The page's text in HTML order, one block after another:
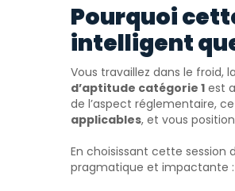
Pourquoi
intelligent
Vous travaillez dans le froid,
d’aptitude catégorie 1 est
de l’aspect réglementaire,
applicables, et vous
En choisissant cette session
pragmatique et impactante :